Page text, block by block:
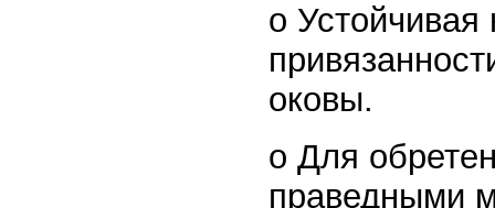
o Устойчивая
оковы.
o Для
праведными